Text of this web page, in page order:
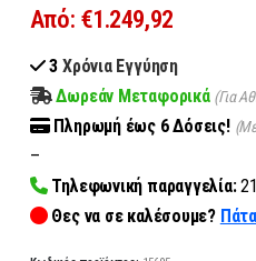
Από: €1.249,92
3 Χρόνια Εγγύηση
Δωρεάν Μεταφορικά (Για
Πληρωμή έως 6Δόσεις!
–
Τηλεφωνική παραγγελία:
Θες να σε καλέσουμε?